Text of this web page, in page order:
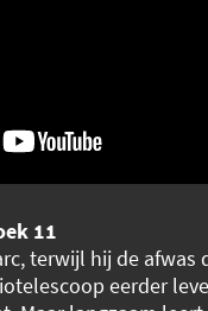
11
terwijl hij de afwas
eerder